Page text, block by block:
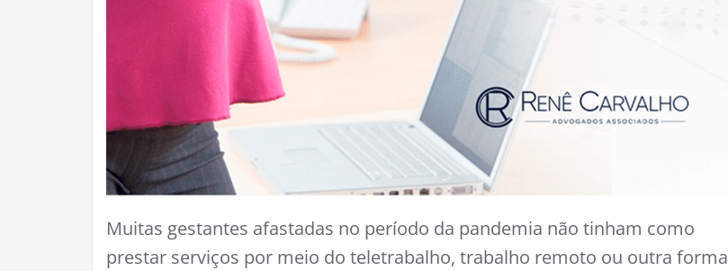
Muitas gestantes afastadas no período da pandemia não tinham como
prestar serviços por meio do teletrabalho, trabalho remoto ou outra forma